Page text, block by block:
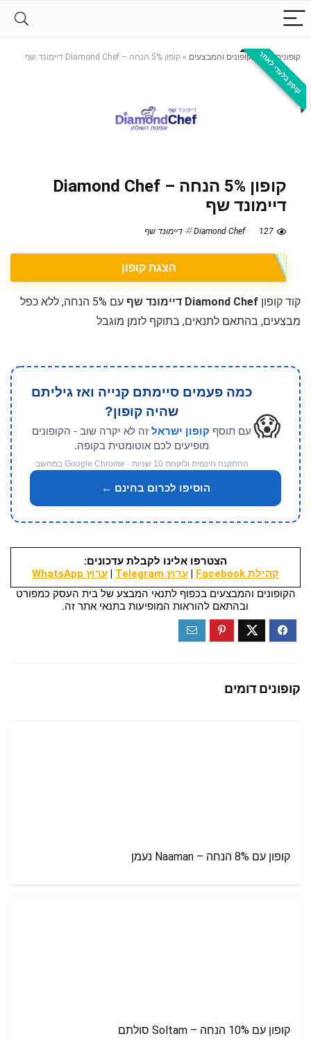
קופונים»כל הקופונים והמבצעים » קופון 5% הנחה – Diamond Chef דיימונד שף קופון בלעדי לאתר
קופון 5% הנחה – Diamond Chef
דיימונד שף
127 Diamond Chef דיימונד שף
הצגת קופון
קוד קופון Diamond Chef דיימונד שף
עם 5% הנחה, ללא כפל
מבצעים, בהתאם לתנאים, בתוקף לזמן מוגבל
😱
כמה פעמים סיימתם קנייה ואז גיליתם
שהיה קופון?
עם תוסף קופון ישראל זה לא יקרה שוב - הקופונים
מופיעים לכם אוטומטית בקופה.
ההתקנה חינמית ולוקחת 10 שניות · Google Chrome במחשב
הוסיפו לכרום בחינם ←
הצטרפו אלינו לקבלת עדכונים:
קהילת Facebook
| ערוץ Telegram | ערוץ WhatsApp
הקופונים והמבצעים בכפוף לתנאי המבצע של בית העסק כמפורט
ובהתאם להוראות המופיעות בתנאי אתר זה.
קופונים דומים
קופון עם 8% הנחה – Naaman נעמן
קופון עם 10% הנחה – Soltam סולתם